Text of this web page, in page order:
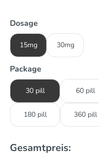
Dosage
15mg 30mg
Package
30 pill 60 pill
180 pill 360 pill
Gesamtpreis: